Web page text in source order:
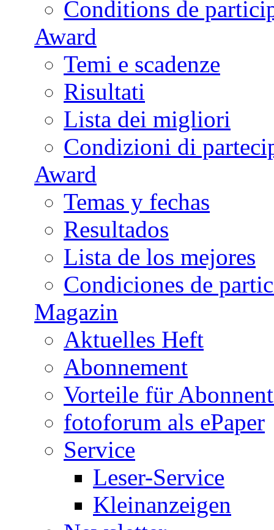
Conditions de
Award
Temi e scadenze
Risultati
Lista dei migliori
Condizioni di
Award
Temas y fechas
Resultados
Lista de los mejores
Condiciones de
Magazin
Aktuelles Heft
Abonnement
Vorteile für
fotoforum als ePaper
Service
Leser-Service
Kleinanzeigen